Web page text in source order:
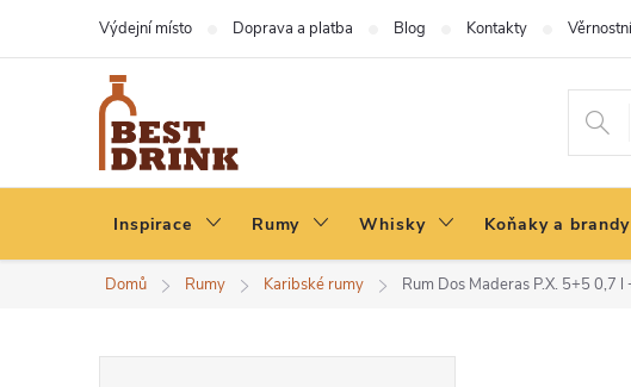
Výdejní místo Doprava a platba Blog Kontakty
Inspirace Rumy Whisky Koňaky a brandy
Domů Rumy Karibské rumy Rum Dos Maderas P.X. 5+5 0,7 l